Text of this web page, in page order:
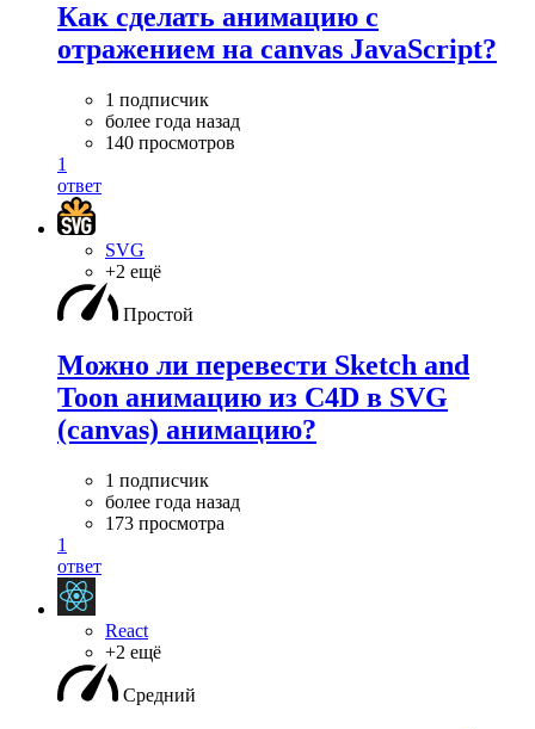
Как сделать анимацию с
отражением на canvas JavaScript?
1 подписчик
более года назад
140 просмотров
1
ответ
SVG
+2 ещё
Простой
Можно ли перевести Sketch and
Toon анимацию из C4D в SVG
(canvas) анимацию?
1 подписчик
более года назад
173 просмотра
1
ответ
React
+2 ещё
Средний